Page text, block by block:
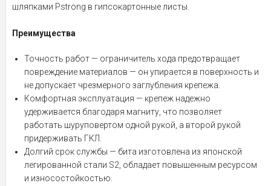
шляпками Pstrong в гипсокартонные листы.
Преимущества
Точность работ — ограничитель хода предотвращает
повреждение материалов — он упирается в поверхность и
не допускает чрезмерного заглубления крепежа.
Комфортная эксплуатация — крепеж надежно
удерживается благодаря магниту, что позволяет
работать шуруповертом одной рукой, а второй рукой
придерживать ГКЛ.
Долгий срок службы — бита изготовлена из японской
легированной стали S2, обладает повышенным ресурсом
и износостойкостью.